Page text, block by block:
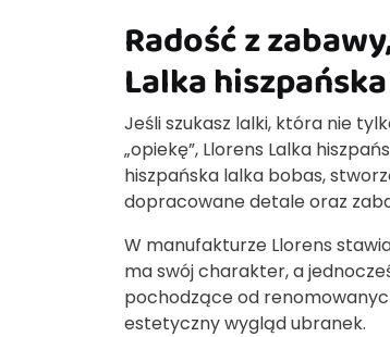
Radość z
Lalka
Jeśli szukasz lalki, która nie
„opiekę”, Llorens Lalka
hiszpańska lalka bobas,
dopracowane detale oraz
W manufakturze Llorens
ma swój charakter, a
pochodzące od
estetyczny wygląd ubranek.